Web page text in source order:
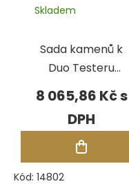
Sada kamenů k
Duo Testeru
Presidium
Skladem
8 065,86 Kč
Kód: 14802